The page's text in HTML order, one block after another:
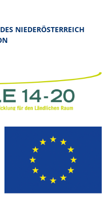
NIEDERÖSTERREICH